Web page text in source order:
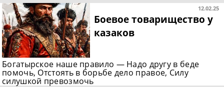
12.02.25
Боевое товарищество у
казаков
Богатырское наше правило — Надо другу в беде
помочь, Отстоять в борьбе дело правое, Силу
силушкой превозмочь